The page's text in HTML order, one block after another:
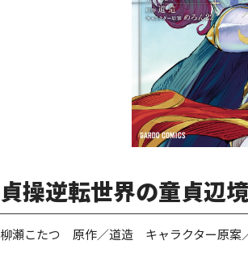
貞操逆転世界の童貞辺
柳瀬こたつ 原作／道造 キャラクター原案